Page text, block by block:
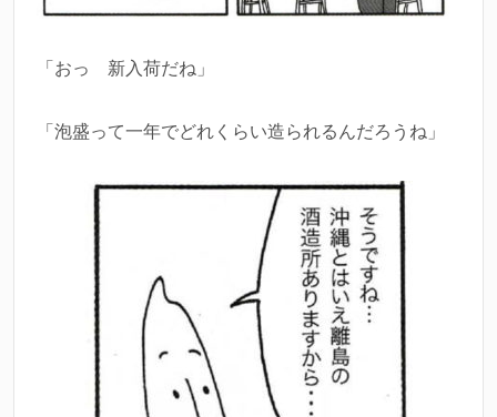
「おっ 新入荷だね」
「泡盛って一年でどれくらい造られるんだろうね」